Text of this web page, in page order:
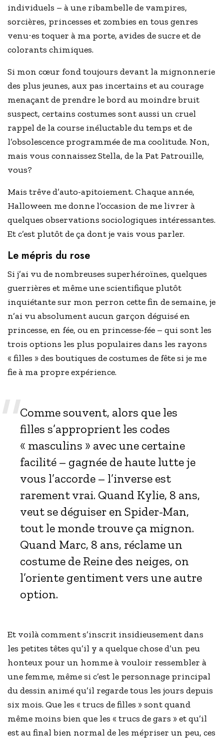
individuels – à une ribambelle de vampires,
sorcières, princesses et zombies en tous genres
venu·es toquer à ma porte, avides de sucre et de
colorants chimiques.
Si mon cœur fond toujours devant la mignonnerie
des plus jeunes, aux pas incertains et au courage
menaçant de prendre le bord au moindre bruit
suspect, certains costumes sont aussi un cruel
rappel de la course inéluctable du temps et de
l’obsolescence programmée de ma coolitude. Non,
mais vous connaissez Stella, de la Pat Patrouille,
vous?
Mais trêve d’auto-apitoiement. Chaque année,
Halloween me donne l’occasion de me livrer à
quelques observations sociologiques intéressantes.
Et c’est plutôt de ça dont je vais vous parler.
Le mépris du rose
Si j’ai vu de nombreuses superhéroïnes, quelques
guerrières et même une scientifique plutôt
inquiétante sur mon perron cette fin de semaine, je
n’ai vu absolument aucun garçon déguisé en
princesse, en fée, ou en princesse-fée – qui sont les
trois options les plus populaires dans les rayons
« filles » des boutiques de costumes de fête si je me
fie à ma propre expérience.
Comme souvent, alors que les
filles s’approprient les codes
« masculins » avec une certaine
facilité – gagnée de haute lutte je
vous l’accorde – l’inverse est
rarement vrai. Quand Kylie, 8 ans,
veut se déguiser en Spider-Man,
tout le monde trouve ça mignon.
Quand Marc, 8 ans, réclame un
costume de Reine des neiges, on
l’oriente gentiment vers une autre
option.
Et voilà comment s’inscrit insidieusement dans
les petites têtes qu’il y a quelque chose d’un peu
honteux pour un homme à vouloir ressembler à
une femme, même si c’est le personnage principal
du dessin animé qu’il regarde tous les jours depuis
six mois. Que les « trucs de filles » sont quand
même moins bien que les « trucs de gars » et qu’il
est au final bien normal de les mépriser un peu, ces